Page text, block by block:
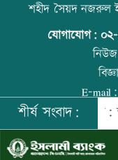
শহীদ সৈয়দ নজরুল
যোগাযোগ:
E-mail:
©২০২৬ |আপন দেশ
শীর্ষ সংবাদ:
গুম করা হয়: তদন্ত